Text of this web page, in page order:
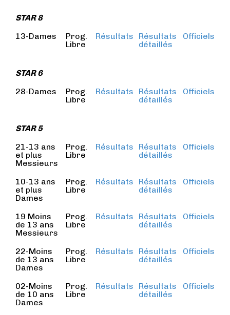
STAR 8
13-Dames
Prog.
Libre
Résultats
Résultats
détaillés
Officiels
STAR 6
28-Dames
Prog.
Libre
Résultats
Résultats
détaillés
Officiels
STAR 5
21-13 ans
et plus
Messieurs
Prog.
Libre
Résultats
Résultats
détaillés
Officiels
10-13 ans
et plus
Dames
Prog.
Libre
Résultats
Résultats
détaillés
Officiels
19 Moins
de 13 ans
Messieurs
Prog.
Libre
Résultats
Résultats
détaillés
Officiels
22-Moins
de 13 ans
Dames
Prog.
Libre
Résultats
Résultats
détaillés
Officiels
02-Moins
de 10 ans
Dames
Prog.
Libre
Résultats
Résultats
détaillés
Officiels